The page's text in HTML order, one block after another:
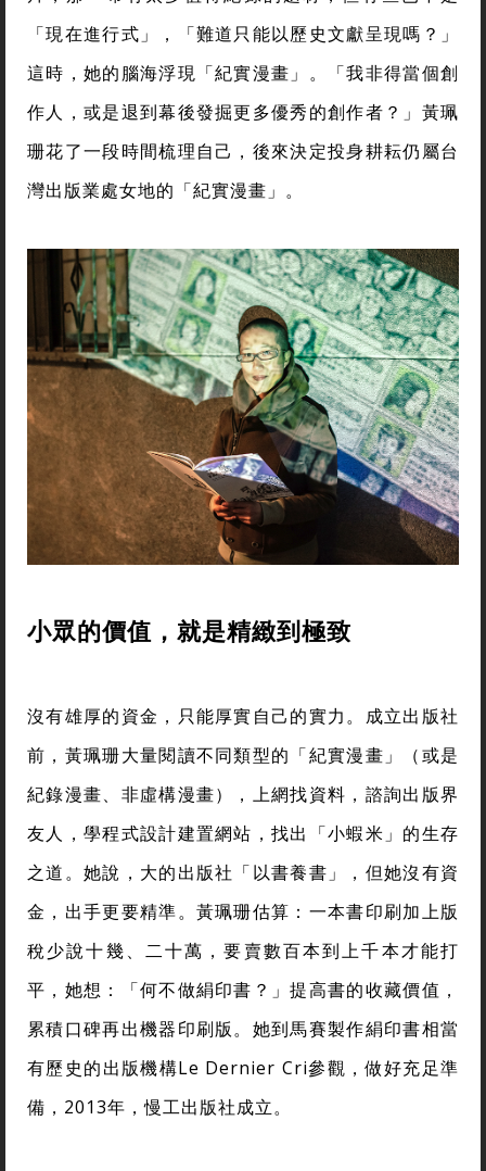
「現在進行式」，「難道只能以歷史文獻呈現嗎？」
這時，她的腦海浮現「紀實漫畫」。「我非得當個創
作人，或是退到幕後發掘更多優秀的創作者？」黃珮
珊花了一段時間梳理自己，後來決定投身耕耘仍屬台
灣出版業處女地的「紀實漫畫」。
小眾的價值，就是精緻到極致
沒有雄厚的資金，只能厚實自己的實力。成立出版社
前，黃珮珊大量閱讀不同類型的「紀實漫畫」（或是
紀錄漫畫、非虛構漫畫），上網找資料，諮詢出版界
友人，學程式設計建置網站，找出「小蝦米」的生存
之道。她說，大的出版社「以書養書」，但她沒有資
金，出手更要精準。黃珮珊估算：一本書印刷加上版
稅少說十幾、二十萬，要賣數百本到上千本才能打
平，她想：「何不做絹印書？」提高書的收藏價值，
累積口碑再出機器印刷版。她到馬賽製作絹印書相當
有歷史的出版機構Le Dernier Cri參觀，做好充足準
備，2013年，慢工出版社成立。